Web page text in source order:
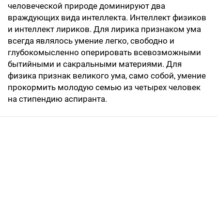
человеческой природе доминируют два
враждующих вида интеллекта. Интеллект физиков
и интеллект лириков. Для лирика признаком ума
всегда являлось умение легко, свободно и
глубокомысленно оперировать всевозможными
бытийными и сакральными материями. Для
физика признак великого ума, само собой, умение
прокормить молодую семью из четырех человек
на стипендию аспиранта.